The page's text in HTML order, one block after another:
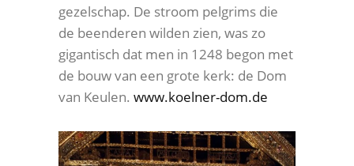
gezelschap. De stroom pelgrims die
de beenderen wilden zien, was zo
gigantisch dat men in 1248 begon met
de bouw van een grote kerk: de Dom
van Keulen. www.koelner-dom.de